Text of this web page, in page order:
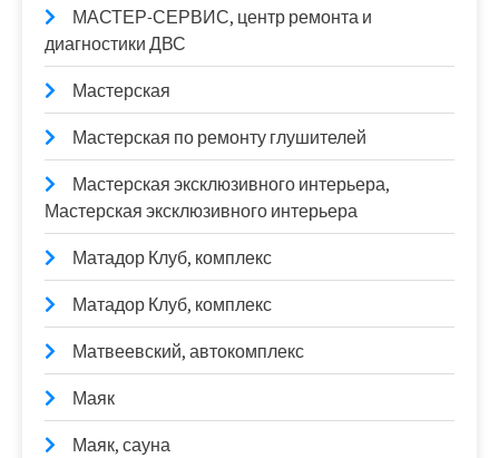
МАСТЕР-СЕРВИС, центр ремонта и
диагностики ДВС
Мастерская
Мастерская по ремонту глушителей
Мастерская эксклюзивного интерьера,
Мастерская эксклюзивного интерьера
Матадор Клуб, комплекс
Матадор Клуб, комплекс
Матвеевский, автокомплекс
Маяк
Маяк, сауна